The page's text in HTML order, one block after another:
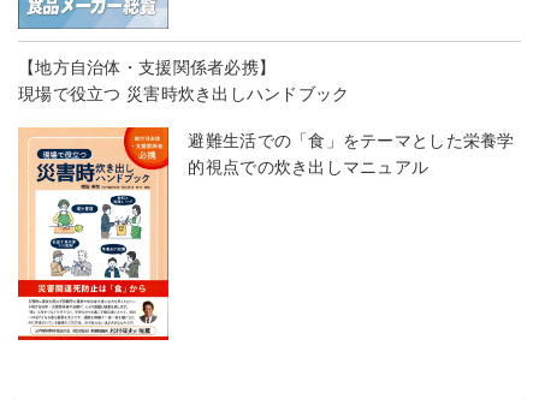
【地方自治体・支援関係者必携】
現場で役立つ 災害時炊き出しハンドブック
避難生活での「食」をテーマとした栄養学
的視点での炊き出しマニュアル